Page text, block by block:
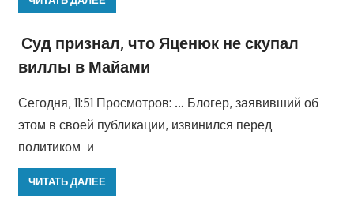
Суд признал, что Яценюк не скупал
виллы в Майами
Сегодня, 11:51 Просмотров: … Блогер, заявивший об
этом в своей публикации, извинился перед
политиком и
ЧИТАТЬ ДАЛЕЕ